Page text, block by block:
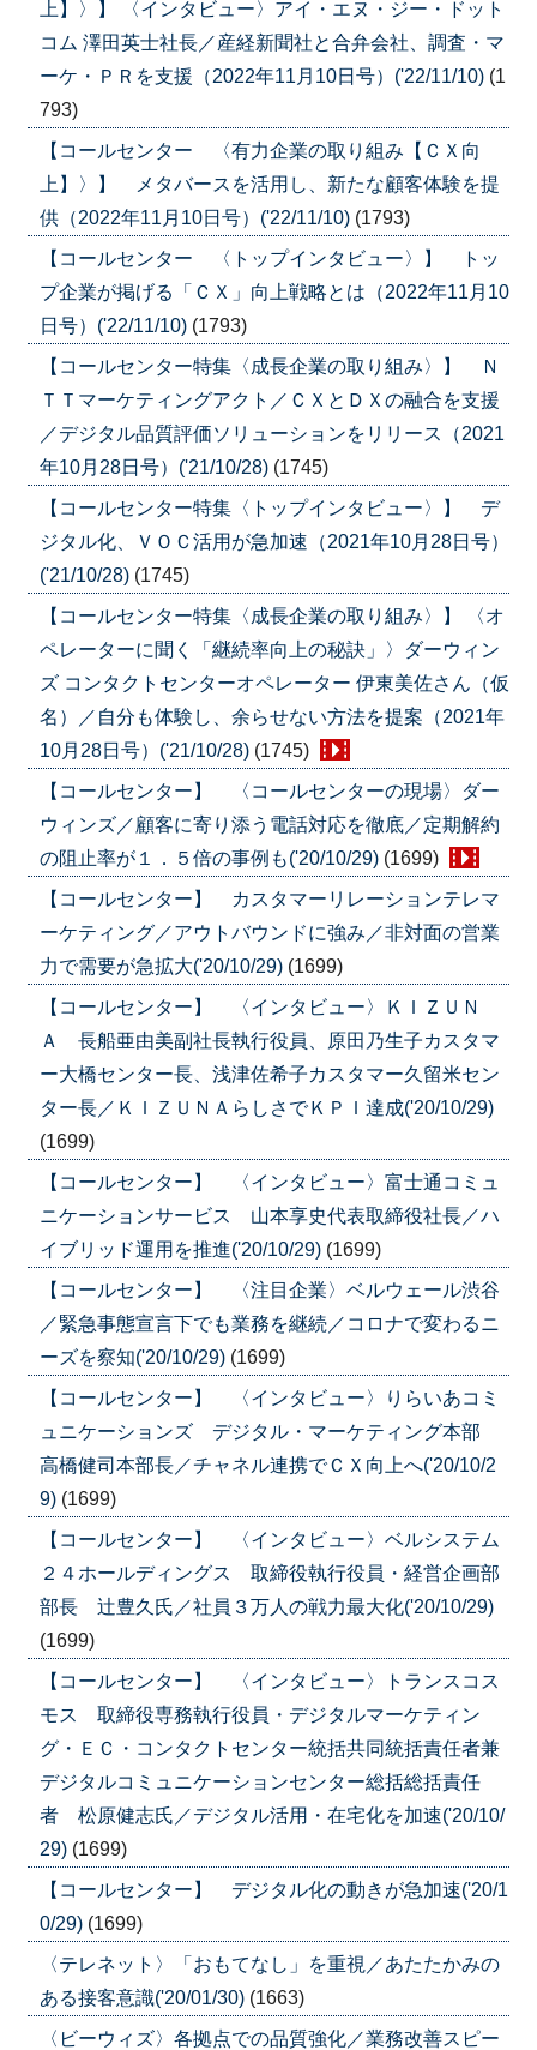
上】〉】 〈インタビュー〉アイ・エヌ・ジー・ドット
コム 澤田英士社長／産経新聞社と合弁会社、調査・マ
ーケ・ＰＲを支援（2022年11月10日号）('22/11/10) (1
793)
【コールセンター 〈有力企業の取り組み【ＣＸ向
上】〉】 メタバースを活用し、新たな顧客体験を提
供（2022年11月10日号）('22/11/10) (1793)
【コールセンター 〈トップインタビュー〉】 トッ
プ企業が掲げる「ＣＸ」向上戦略とは（2022年11月10
日号）('22/11/10) (1793)
【コールセンター特集〈成長企業の取り組み〉】 Ｎ
ＴＴマーケティングアクト／ＣＸとＤＸの融合を支援
／デジタル品質評価ソリューションをリリース（2021
年10月28日号）('21/10/28) (1745)
【コールセンター特集〈トップインタビュー〉】 デ
ジタル化、ＶＯＣ活用が急加速（2021年10月28日号）
('21/10/28) (1745)
【コールセンター特集〈成長企業の取り組み〉】 〈オ
ペレーターに聞く「継続率向上の秘訣」〉ダーウィン
ズ コンタクトセンターオペレーター 伊東美佐さん（仮
名）／自分も体験し、余らせない方法を提案（2021年
10月28日号）('21/10/28) (1745)
【コールセンター】 〈コールセンターの現場〉ダー
ウィンズ／顧客に寄り添う電話対応を徹底／定期解約
の阻止率が１．５倍の事例も('20/10/29) (1699)
【コールセンター】 カスタマーリレーションテレマ
ーケティング／アウトバウンドに強み／非対面の営業
力で需要が急拡大('20/10/29) (1699)
【コールセンター】 〈インタビュー〉ＫＩＺＵＮ
Ａ 長船亜由美副社長執行役員、原田乃生子カスタマ
ー大橋センター長、浅津佐希子カスタマー久留米セン
ター長／ＫＩＺＵＮＡらしさでＫＰＩ達成('20/10/29)
(1699)
【コールセンター】 〈インタビュー〉富士通コミュ
ニケーションサービス 山本享史代表取締役社長／ハ
イブリッド運用を推進('20/10/29) (1699)
【コールセンター】 〈注目企業〉ベルウェール渋谷
／緊急事態宣言下でも業務を継続／コロナで変わるニ
ーズを察知('20/10/29) (1699)
【コールセンター】 〈インタビュー〉りらいあコミ
ュニケーションズ デジタル・マーケティング本部
高橋健司本部長／チャネル連携でＣＸ向上へ('20/10/2
9) (1699)
【コールセンター】 〈インタビュー〉ベルシステム
２４ホールディングス 取締役執行役員・経営企画部
部長 辻豊久氏／社員３万人の戦力最大化('20/10/29)
(1699)
【コールセンター】 〈インタビュー〉トランスコス
モス 取締役専務執行役員・デジタルマーケティン
グ・ＥＣ・コンタクトセンター統括共同統括責任者兼
デジタルコミュニケーションセンター総括総括責任
者 松原健志氏／デジタル活用・在宅化を加速('20/10/
29) (1699)
【コールセンター】 デジタル化の動きが急加速('20/1
0/29) (1699)
〈テレネット〉「おもてなし」を重視／あたたかみの
ある接客意識('20/01/30) (1663)
〈ビーウィズ〉各拠点での品質強化／業務改善スピー